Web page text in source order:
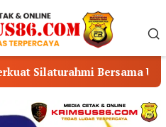
Ulama dan